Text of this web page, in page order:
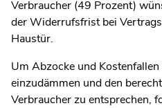
Verbraucher (49 Prozent)
der Widerrufsfrist bei
Haustür.
Um Abzocke und
einzudämmen und den
Verbraucher zu entsprechen,